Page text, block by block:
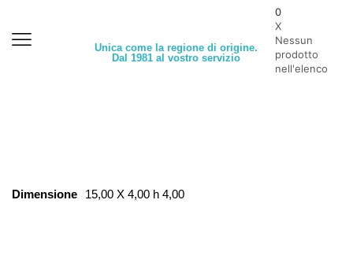
Unica come la regione di origine.
Dal 1981 al vostro servizio
0
X
Nessun
prodotto
nell'elenco
Dimensione 15,00 X 4,00 h 4,00